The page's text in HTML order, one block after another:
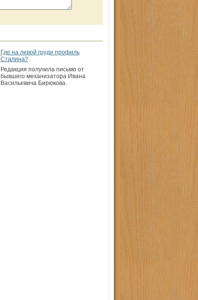
Где на левой груди профиль
Сталина?
Редакция получила письмо от
бывшего механизатора Ивана
Васильевича Бирюкова.